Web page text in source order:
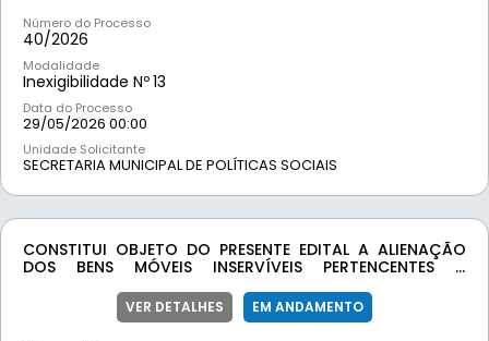
Número do Processo
40/2026
Modalidade
Inexigibilidade Nº13
Data do Processo
29/05/2026 00:00
Unidade Solicitante
SECRETARIA MUNICIPAL DE POLÍTICAS SOCIAIS
CONSTITUI OBJETO DO PRESENTE EDITAL A ALIENAÇÃO
DOS BENS MÓVEIS INSERVÍVEIS PERTENCENTES A
VER DETALHES EM ANDAMENTO